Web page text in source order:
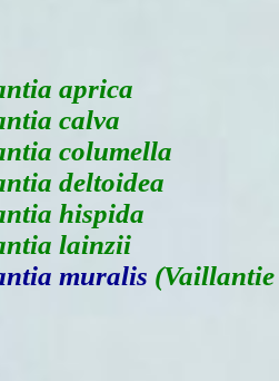
aprica
calva
columella
deltoidea
hispida
lainzii
muralis